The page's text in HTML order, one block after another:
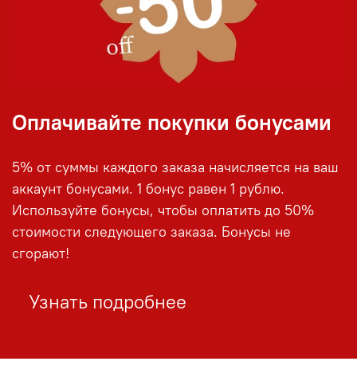
Оплачивайте покупки бонусами
5% от суммы каждого заказа начисляется на ваш
аккаунт бонусами. 1 бонус равен 1 рублю.
Используйте бонусы, чтобы оплатить до 50%
стоимости следующего заказа. Бонусы не
сгорают!
Узнать подробнее